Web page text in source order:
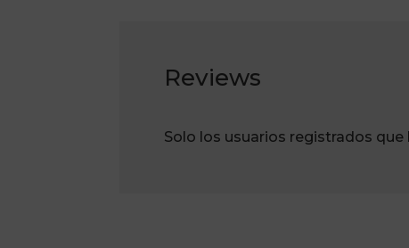
Reviews
Solo los usuarios registrados